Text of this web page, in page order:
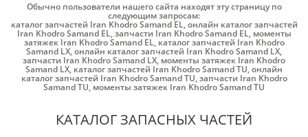
Обычно пользователи нашего сайта находят эту страницу по
следующим запросам:
каталог запчастей Iran Khodro Samand EL,онлайн каталог запчастей
Iran Khodro Samand EL,запчасти Iran Khodro Samand EL, моменты
затяжек Iran Khodro Samand EL, каталог запчастей Iran Khodro
Samand LX,онлайн каталог запчастей Iran Khodro Samand LX,
запчасти Iran Khodro Samand LX, моменты затяжек Iran Khodro
Samand LX, каталог запчастей Iran Khodro Samand TU,онлайн
каталог запчастей Iran Khodro Samand TU,запчасти Iran Khodro
Samand TU, моменты затяжек Iran Khodro Samand TU
КАТАЛОГ ЗАПАСНЫХ ЧАСТЕЙ